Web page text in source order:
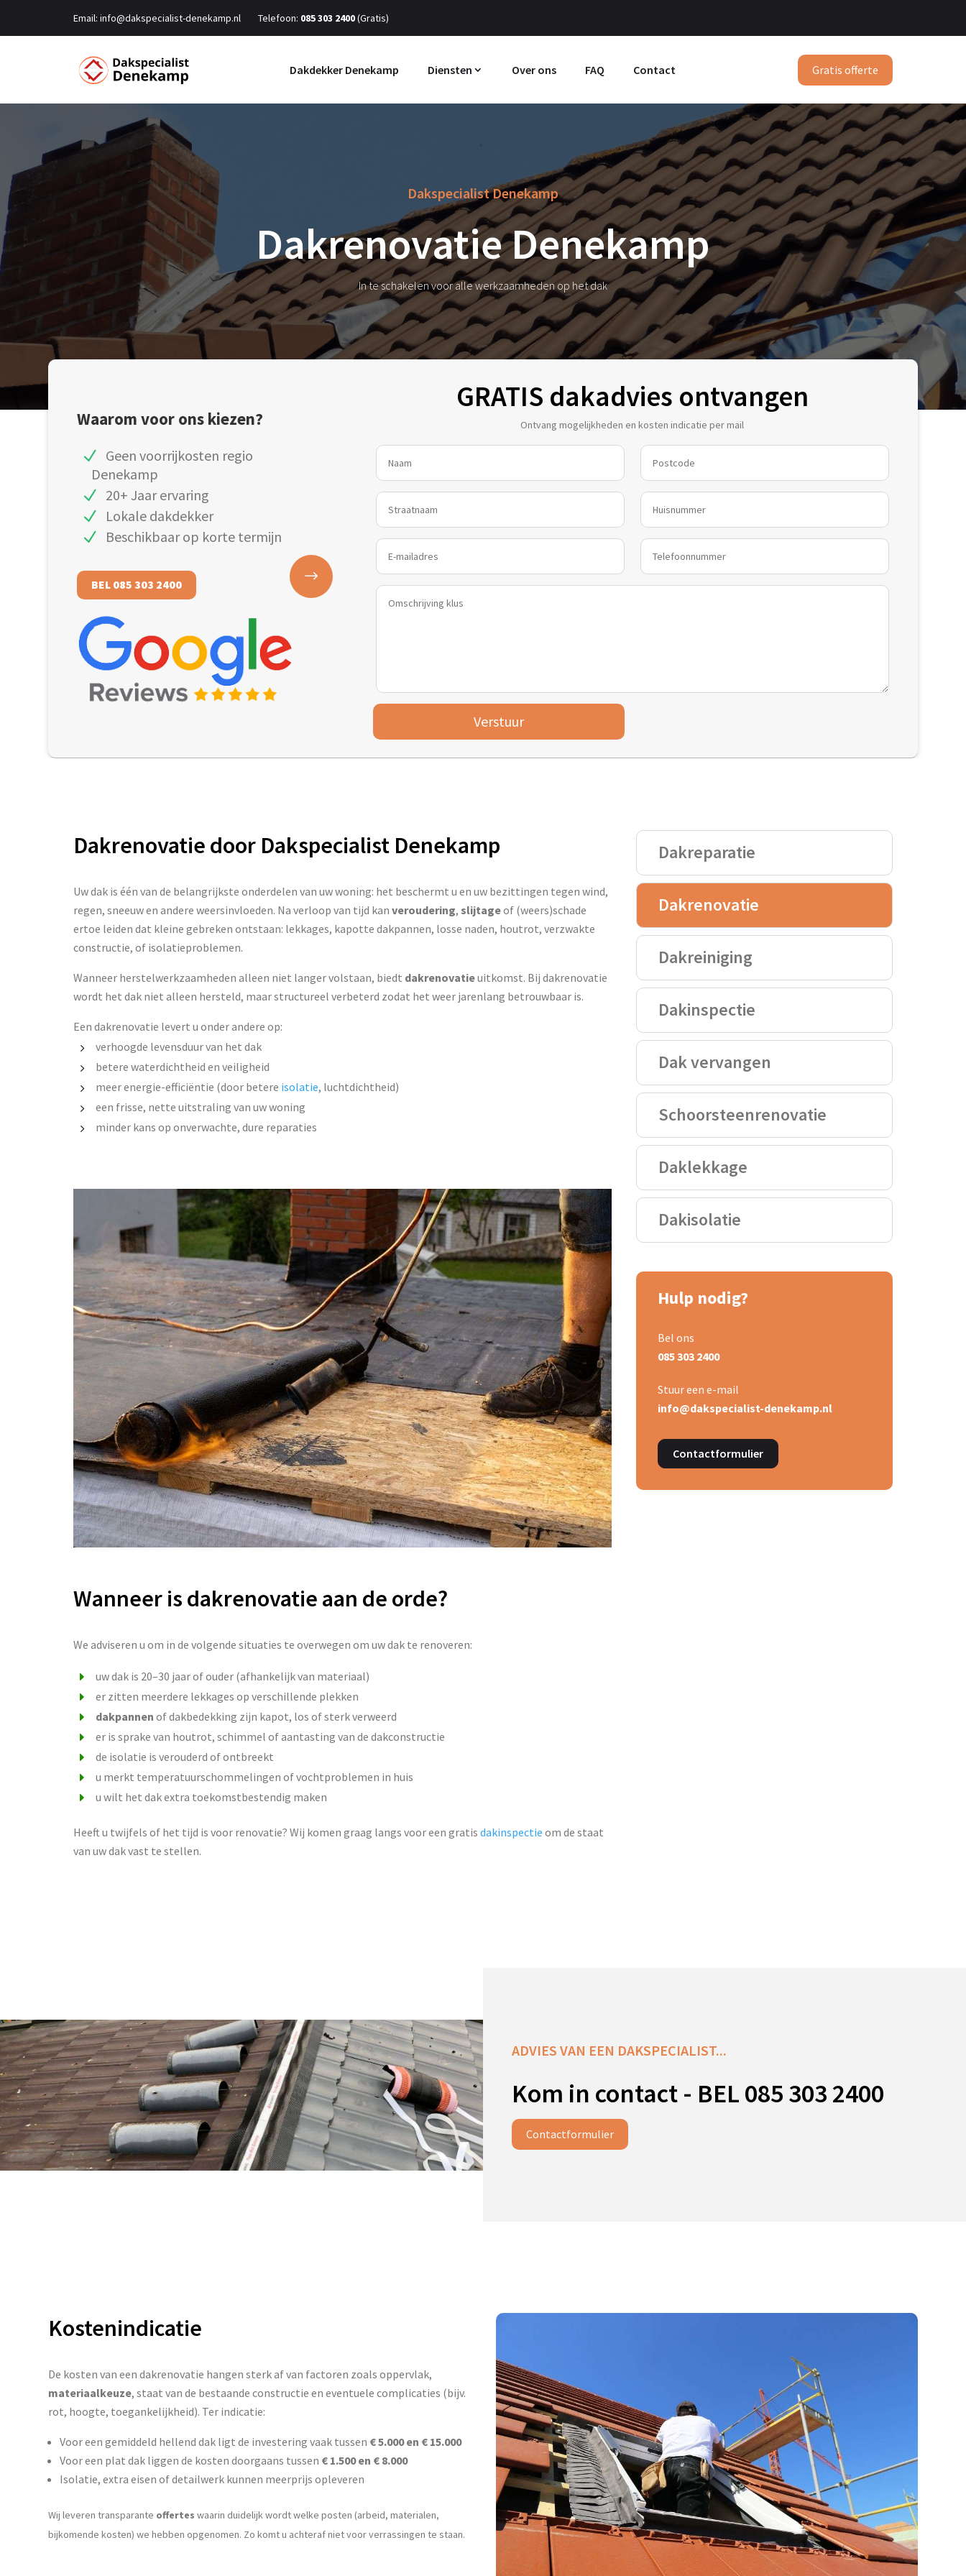
Email: info@dakspecialist-denekamp.nl Telefoon: 085 303 2400(Gratis)
Dakdekker Denekamp Diensten Over ons FAQ Contact Gratis offerte
Dakspecialist Denekamp
Dakrenovatie Denekamp
In te schakelen voor alle werkzaamheden op het dak
Waarom voor ons kiezen?
Geen voorrijkosten regio
Denekamp
20+ Jaar ervaring
Lokale dakdekker
Beschikbaar op korte termijn
BEL 085 303 2400
GRATIS dakadvies ontvangen
Ontvang mogelijkheden en kosten indicatie per mail
Verstuur
Dakrenovatie door Dakspecialist Denekamp
Uw dak is één van de belangrijkste onderdelen van uw woning: het beschermt u en uw bezittingen tegen wind,
regen, sneeuw en andere weersinvloeden. Na verloop van tijd kan veroudering, slijtageof (weers)schade
ertoe leiden dat kleine gebreken ontstaan: lekkages, kapotte dakpannen, losse naden, houtrot, verzwakte
constructie, of isolatieproblemen.
Wanneer herstelwerkzaamheden alleen niet langer volstaan, biedt dakrenovatieuitkomst. Bij dakrenovatie
wordt het dak niet alleen hersteld, maar structureel verbeterd zodat het weer jarenlang betrouwbaar is.
Een dakrenovatie levert u onder andere op:
verhoogde levensduur van het dak
betere waterdichtheid en veiligheid
meer energie-efficiëntie (door betere isolatie, luchtdichtheid)
een frisse, nette uitstraling van uw woning
minder kans op onverwachte, dure reparaties
Wanneer is dakrenovatie aan de orde?
We adviseren u om in de volgende situaties te overwegen om uw dak te renoveren:
uw dak is 20–30 jaar of ouder (afhankelijk van materiaal)
er zitten meerdere lekkages op verschillende plekken
dakpannen of dakbedekking zijn kapot, los of sterk verweerd
er is sprake van houtrot, schimmel of aantasting van de dakconstructie
de isolatie is verouderd of ontbreekt
u merkt temperatuurschommelingen of vochtproblemen in huis
u wilt het dak extra toekomstbestendig maken
Heeft u twijfels of het tijd is voor renovatie? Wij komen graag langs voor een gratis dakinspectie om de staat
van uw dak vast te stellen.
Dakreparatie
Dakrenovatie
Dakreiniging
Dakinspectie
Dak vervangen
Schoorsteenrenovatie
Daklekkage
Dakisolatie
Hulp nodig?
Bel ons
085 303 2400
Stuur een e-mail
info@dakspecialist-denekamp.nl
Contactformulier
ADVIES VAN EEN DAKSPECIALIST...
Kom in contact - BEL 085 303 2400
Contactformulier
Kostenindicatie
De kosten van een dakrenovatie hangen sterk af van factoren zoals oppervlak,
materiaalkeuze, staat van de bestaande constructie en eventuele complicaties (bijv.
rot, hoogte, toegankelijkheid). Ter indicatie:
Voor een gemiddeld hellend dak ligt de investering vaak tussen € 5.000 en € 15.000
Voor een plat dak liggen de kosten doorgaans tussen € 1.500 en € 8.000
Isolatie, extra eisen of detailwerk kunnen meerprijs opleveren
Wij leveren transparante offertes waarin duidelijk wordt welke posten (arbeid, materialen,
bijkomende kosten) we hebben opgenomen. Zo komt u achteraf niet voor verrassingen te staan.